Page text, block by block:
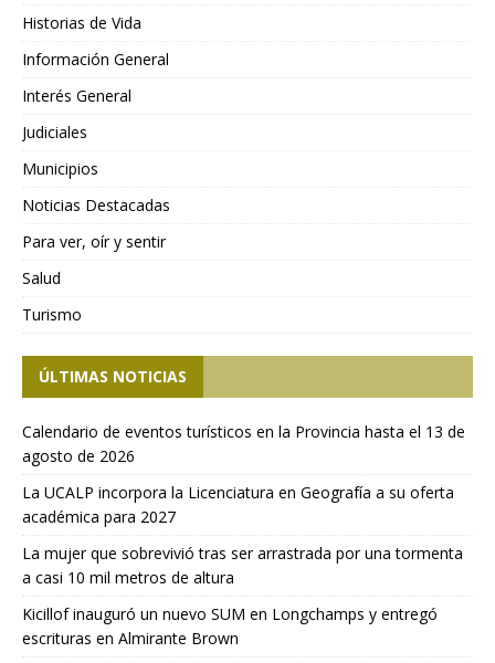
Historias de Vida
Información General
Interés General
Judiciales
Municipios
Noticias Destacadas
Para ver, oír y sentir
Salud
Turismo
ÚLTIMAS NOTICIAS
Calendario de eventos turísticos en la Provincia hasta el 13 de
agosto de 2026
La UCALP incorpora la Licenciatura en Geografía a su oferta
académica para 2027
La mujer que sobrevivió tras ser arrastrada por una tormenta
a casi 10 mil metros de altura
Kicillof inauguró un nuevo SUM en Longchamps y entregó
escrituras en Almirante Brown